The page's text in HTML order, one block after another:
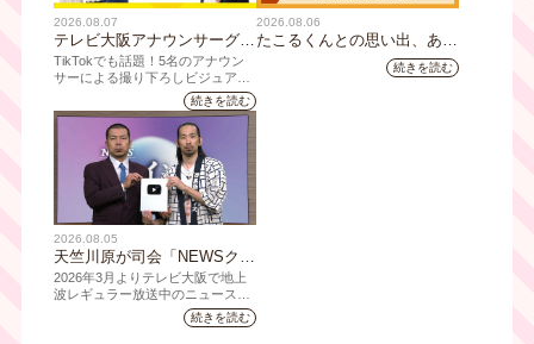
2026.08.07
テレビ大阪アナウンサーグッ
ズの新商品 8月8日(土)に発
売！ テーマは「個性全開」5
人それぞれの"らしさ"を詰め
込んだアイテムが登場
TikTokでも話題！5名のアナウン
サーによる撮り下ろしビジュアル
を使用した新グッズを発売続きを読む
2026.08.06
たこるくんとの思い出、あり
ますか？会員のみなさんに聞
続きを読む
2026.08.05
天竺川原が司会「NEWSクラ
イシス」チャンネル登録者数
10万人突破！テレビ大阪の番
組史上最速記録を更新
2026年3月よりテレビ大阪で地上
波レギュラー放送中のニュース番
組「NEWSクライシス」が、この
たび2026年7月12日(日)に、
続きを読む